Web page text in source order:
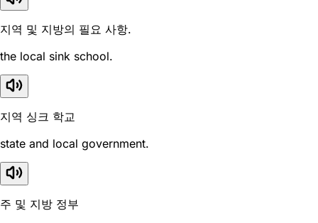
지역 및 지방의 필요 사항.
the local sink school.
지역 싱크 학교
state and local government.
주 및 지방 정부